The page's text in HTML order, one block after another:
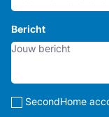
Bericht
SecondHome